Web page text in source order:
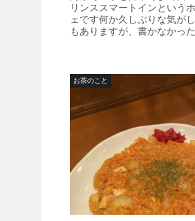
リンススマートインという
ェです何か久しぶりな気が
もありますが、書かなかっ
お茶のこと